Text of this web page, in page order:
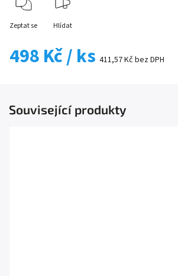
498 Kč/ ks 411,57 Kč bez DPH
Zeptat se Hlídat
Související produkty